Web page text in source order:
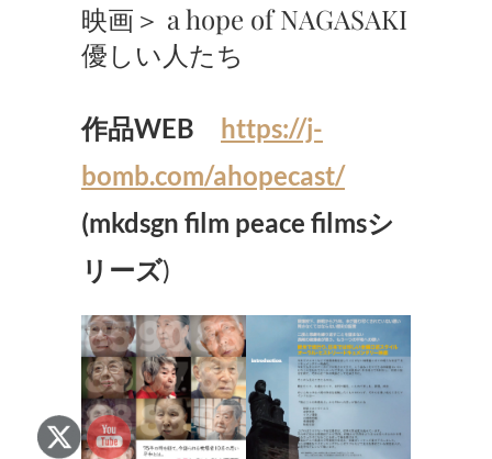
映画＞ a hope of NAGASAKI
優しい人たち
作品WEB https://j-
bomb.com/ahopecast/
(mkdsgn film peace filmsシ
リーズ)